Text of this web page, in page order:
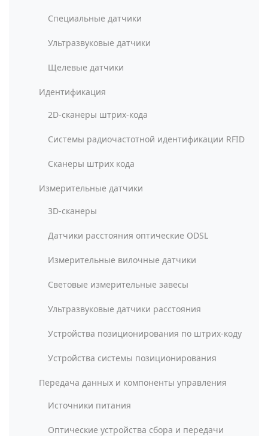
Специальные датчики
Ультразвуковые датчики
Щелевые датчики
Идентификация
2D-сканеры штрих-кода
Системы радиочастотной идентификации RFID
Сканеры штрих кода
Измерительные датчики
3D-сканеры
Датчики расстояния оптические ODSL
Измерительные вилочные датчики
Световые измерительные завесы
Ультразвуковые датчики расстояния
Устройства позиционирования по штрих-коду
Устройства системы позиционирования
Передача данных и компоненты управления
Источники питания
Оптические устройства сбора и передачи